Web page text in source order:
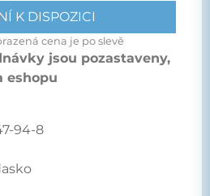
K DISPOZICI
cena je po slevě
jsou pozastaveny,
eshopu
94-8